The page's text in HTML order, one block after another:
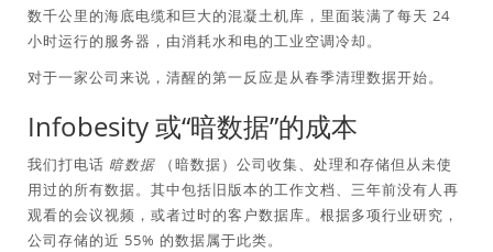
数千公里的海底电缆和巨大的混凝土机库，里面装满了每天 24
小时运行的服务器，由消耗水和电的工业空调冷却。
对于一家公司来说，清醒的第一反应是从春季清理数据开始。
Infobesity 或“暗数据”的成本
我们打电话 暗数据 （暗数据）公司收集、处理和存储但从未使
用过的所有数据。其中包括旧版本的工作文档、三年前没有人再
观看的会议视频，或者过时的客户数据库。根据多项行业研究，
公司存储的近 55% 的数据属于此类。